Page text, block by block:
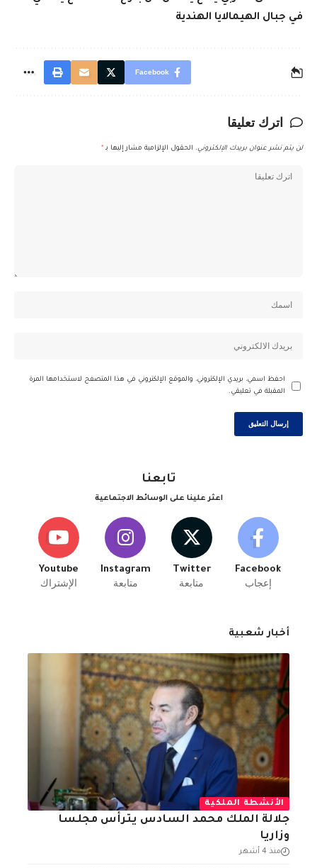
في جبال الهيمالايا الهندية
Facebook
اترك تعليقا
لن يتم نشر عنوان بريدك الإلكتروني. الحقول الإلزامية مشار إليها بـ *
احفظ اسمي، بريدي الإلكتروني، والموقع الإلكتروني في هذا المتصفح لاستخدامها المرة
المقبلة في تعليقي.
تابعنا
اعثر علينا على الوسائط الاجتماعية
Facebook
إعجاب
Twitter
متابعة
Instagram
متابعة
Youtube
الإشتراك
أخبار شعبية
الأنشطة الملكية
جلالة الملك محمد السادس يترأس مجلسا
وزاريا
منذ 4 أشهر